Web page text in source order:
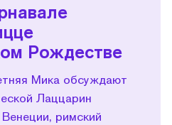
Рождестве
Мика обсуждают
Лаццарин
римский